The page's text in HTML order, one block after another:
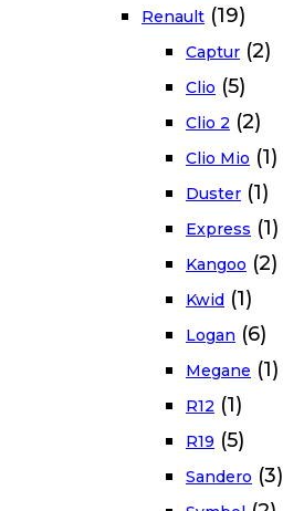
Renault (19)
Captur (2)
Clio (5)
Clio 2 (2)
Clio Mio (1)
Duster (1)
Express (1)
Kangoo (2)
Kwid (1)
Logan (6)
Megane (1)
R12 (1)
R19 (5)
Sandero (3)